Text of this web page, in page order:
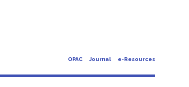
OPAC Journal e-Resources